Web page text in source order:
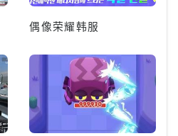
偶像荣耀韩服